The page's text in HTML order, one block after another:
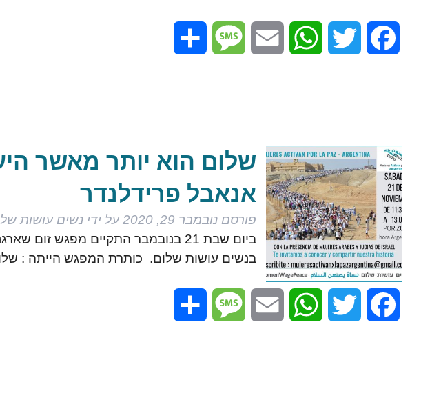
Facebook
Twitter
WhatsApp
Email
Message
שלום הוא יותר מאשר
אנאבל פרידלנדר
פורסםנובמבר 29, 2020 על ידי נשים עושות
ביום שבת 21 בנובמבר התקיים מפגש
בנשים עושות שלום. כותרת המפגש הייתה :
Facebook
Twitter
WhatsApp
Email
Message